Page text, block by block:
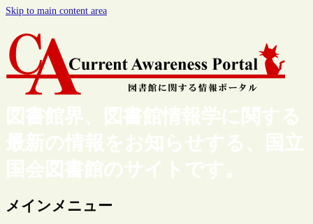
Skip to main content area
図書館界、図書館情報学に関する
最新の情報をお知らせする、国立
国会図書館のサイトです。
メインメニュー